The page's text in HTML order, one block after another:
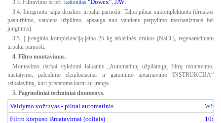
3.3. Filtravimo terpė: kationitas "Dowex", JAV
3.4. Integruota talpa druskos tirpalui paruošti. Talpa pilnai sukomplektuota (druskos
pasiurbimo, vandens užpilimo, apsauga nuo vandens perpylimo mechanizmais bei
jungtimis).
3.5. Į įrenginio komplektaciją įeina 25 kg tabletinės drukos (NaCl.), regenaraciniam
tirpalui paruošti.
4. Filtro montavimas.
Montavimo darbai vykdomi laikantis „Automatinių užpilamųjų filtrų montavimo,
nustatymo, paleidimo eksploatacijai ir garantinio aptarnavimo INSTRUKCIJA“
reikalavimų, kuri pristatoma kartu su įranga.
5. Pagrindiniai techniniai duomenys.
Valdymo vožtuvas - pilnai automatinis
Filtro korpuso išmatavimai (coliais)